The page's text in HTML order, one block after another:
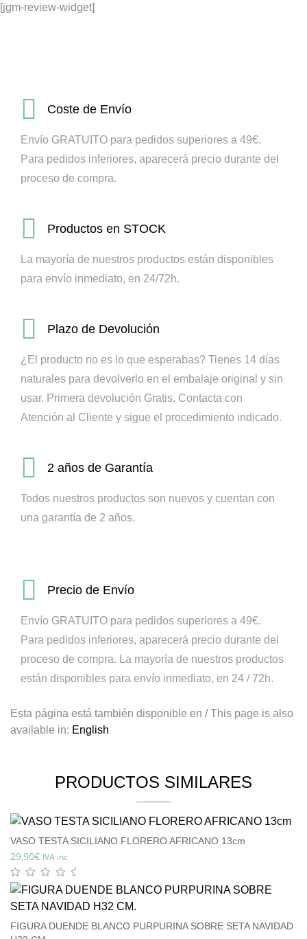
[jgm-review-widget]
Coste de Envío
Envío GRATUITO para pedidos superiores a 49€.
Para pedidos inferiores, aparecerá precio durante del
proceso de compra.
Productos en STOCK
La mayoría de nuestros productos están disponibles
para envío inmediato, en 24/72h.
Plazo de Devolución
¿El producto no es lo que esperabas? Tienes 14 días
naturales para devolverlo en el embalaje original y sin
usar. Primera devolución Gratis. Contacta con
Atención al Cliente y sigue el procedimiento indicado.
2 años de Garantía
Todos nuestros productos son nuevos y cuentan con
una garantía de 2 años.
Precio de Envío
Envío GRATUITO para pedidos superiores a 49€.
Para pedidos inferiores, aparecerá precio durante del
proceso de compra. La mayoría de nuestros productos
están disponibles para envío inmediato, en 24 / 72h.
Esta página está también disponible en / This page is also
available in: English
PRODUCTOS SIMILARES
VASO TESTA SICILIANO FLORERO AFRICANO 13cm
29,90€ IVA inc
FIGURA DUENDE BLANCO PURPURINA SOBRE SETA NAVIDAD